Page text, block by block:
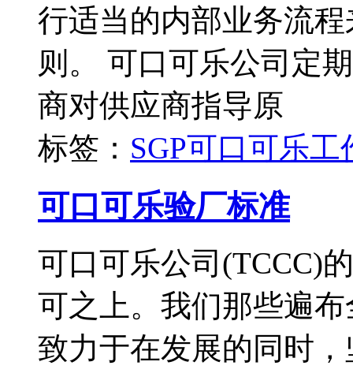
行适当的内部业务流
则。 可口可乐公司定
商对供应商指导原
标签： SGP可口可乐工
可口可乐验厂标准
可口可乐公司(TCCC)
可之上。我们那些遍
致力于在发展的同时